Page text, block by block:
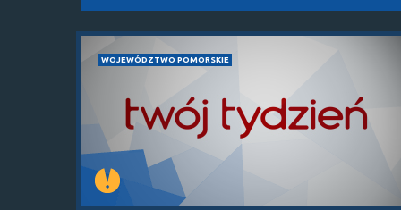
WOJEWÓDZTWO POMORSKIE